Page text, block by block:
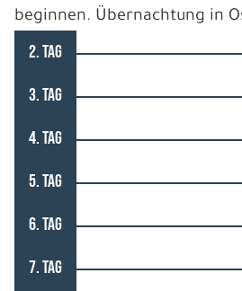
beginnen. Übernachtung in
2. TAG
3. TAG
4. TAG
5. TAG
6. TAG
7. TAG